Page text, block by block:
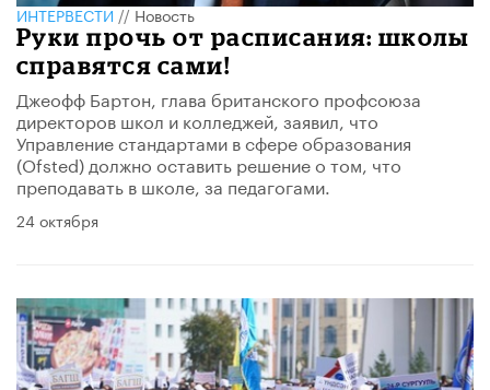
ИНТЕРВЕСТИ//Новость
Руки прочь от расписания: школы
справятся сами!
Джеофф Бартон, глава британского профсоюза
директоров школ и колледжей, заявил, что
Управление стандартами в сфере образования
(Ofsted) должно оставить решение о том, что
преподавать в школе, за педагогами.
24 октября